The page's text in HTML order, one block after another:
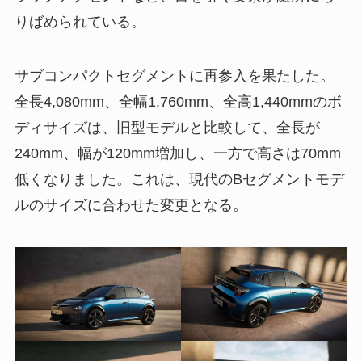
りばめられている。
サブコンパクトセグメントに再参入を果たした。
全長4,080mm、全幅1,760mm、全高1,440mmのボ
ディサイズは、旧型モデルと比較して、全長が
240mm、幅が120mm増加し、一方で高さは70mm
低くなりました。これは、現代のBセグメントモデ
ルのサイズに合わせた変更となる。